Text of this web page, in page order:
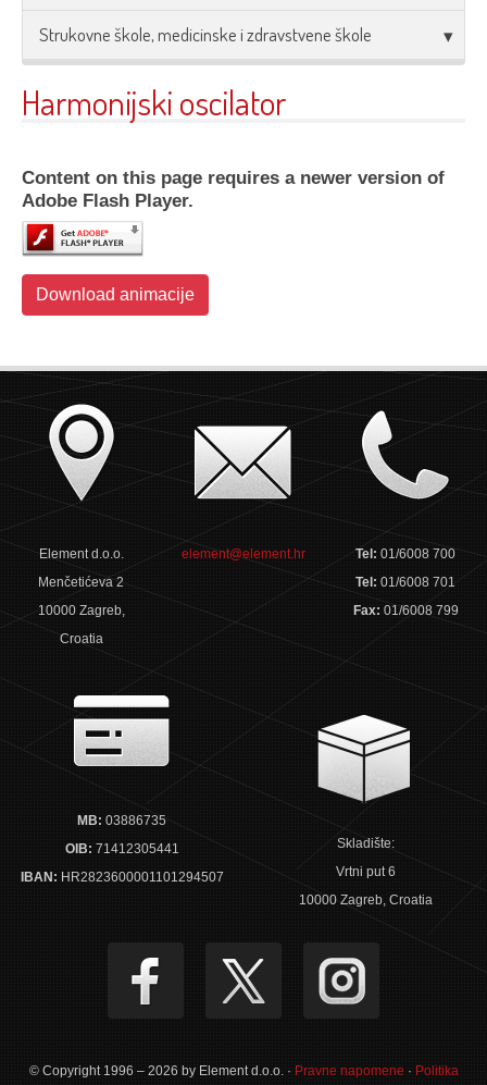
Strukovne škole, medicinske i zdravstvene škole
Harmonijski oscilator
Content on this page requires a newer version of
Adobe Flash Player.
Download animacije
Element d.o.o.
Menčetićeva 2
10000 Zagreb,
Croatia
element@element.hr Tel:01/6008 700
Tel:01/6008 701
Fax: 01/6008 799
MB: 03886735
OIB: 71412305441
IBAN: HR2823600001101294507
Skladište:
Vrtni put 6
10000 Zagreb, Croatia
© Copyright 1996 – 2026 by Element d.o.o. · Pravne napomene · Politika